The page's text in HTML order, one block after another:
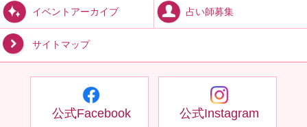
イベントアーカイブ 占い師募集
サイトマップ
公式Facebook 公式Instagram